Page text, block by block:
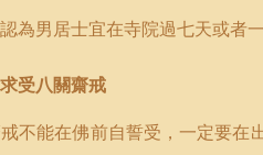
為男居士宜在寺院過七天或者
受八關齋戒
不能在佛前自誓受，一定要